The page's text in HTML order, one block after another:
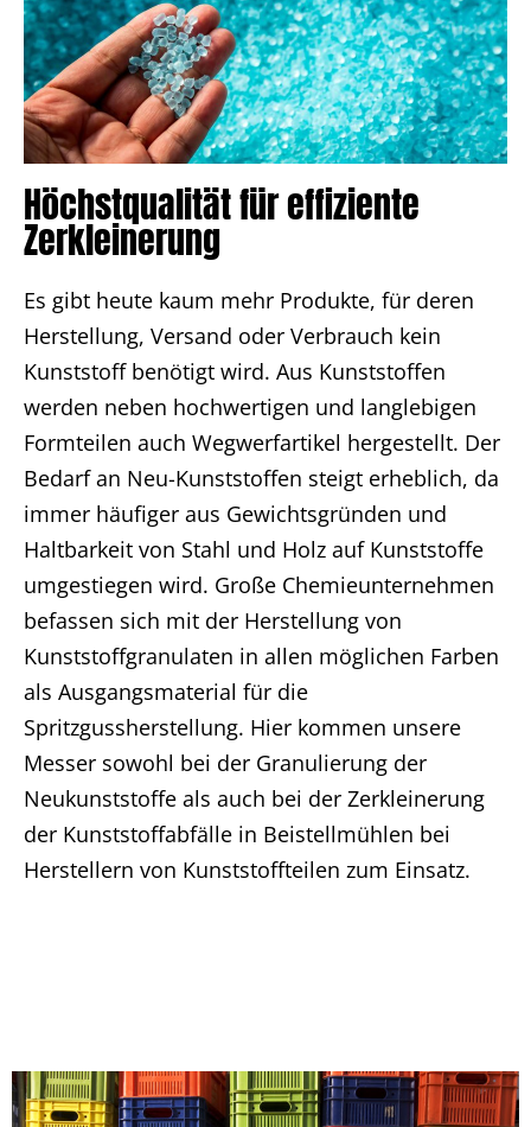
Höchstqualität für effiziente
Zerkleinerung
Es gibt heute kaum mehr Produkte, für deren
Herstellung, Versand oder Verbrauch kein
Kunststoff benötigt wird. Aus Kunststoffen
werden neben hochwertigen und langlebigen
Formteilen auch Wegwerfartikel hergestellt. Der
Bedarf an Neu-Kunststoffen steigt erheblich, da
immer häufiger aus Gewichtsgründen und
Haltbarkeit von Stahl und Holz auf Kunststoffe
umgestiegen wird. Große Chemieunternehmen
befassen sich mit der Herstellung von
Kunststoffgranulaten in allen möglichen Farben
als Ausgangsmaterial für die
Spritzgussherstellung. Hier kommen unsere
Messer sowohl bei der Granulierung der
Neukunststoffe als auch bei der Zerkleinerung
der Kunststoffabfälle in Beistellmühlen bei
Herstellern von Kunststoffteilen zum Einsatz.